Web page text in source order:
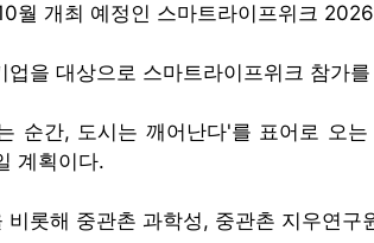
월 개최 예정인 스마트라이프위크
을 대상으로 스마트라이프위크 참가
순간, 도시는 깨어난다'를 표어로 오
계획이다.
롯해 중관촌 과학성, 중관촌 지우연